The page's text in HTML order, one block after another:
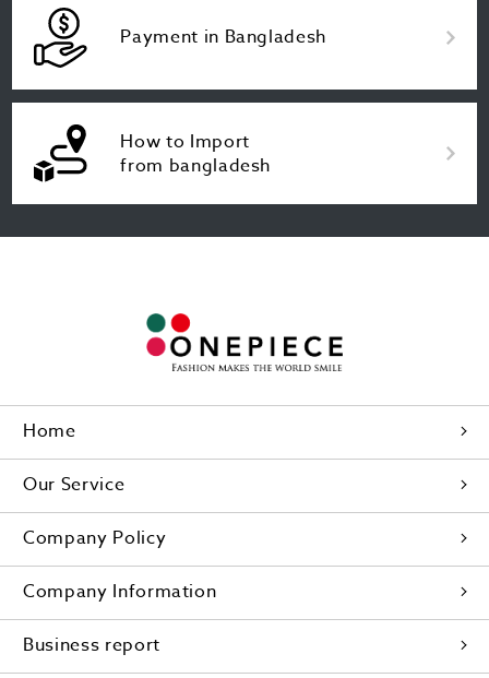
Payment in Bangladesh
How to Import
from bangladesh
Home
Our Service
Company Policy
Company Information
Business report